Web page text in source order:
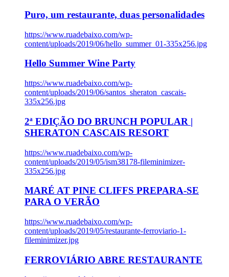
Puro, um restaurante, duas personalidades
https://www.ruadebaixo.com/wp-
content/uploads/2019/06/hello_summer_01-335x256.jpg
Hello Summer Wine Party
https://www.ruadebaixo.com/wp-
content/uploads/2019/06/santos_sheraton_cascais-
335x256.jpg
2ª EDIÇÃO DO BRUNCH POPULAR |
SHERATON CASCAIS RESORT
https://www.ruadebaixo.com/wp-
content/uploads/2019/05/ism38178-fileminimizer-
335x256.jpg
MARÉ AT PINE CLIFFS PREPARA-SE
PARA O VERÃO
https://www.ruadebaixo.com/wp-
content/uploads/2019/05/restaurante-ferroviario-1-
fileminimizer.jpg
FERROVIÁRIO ABRE RESTAURANTE